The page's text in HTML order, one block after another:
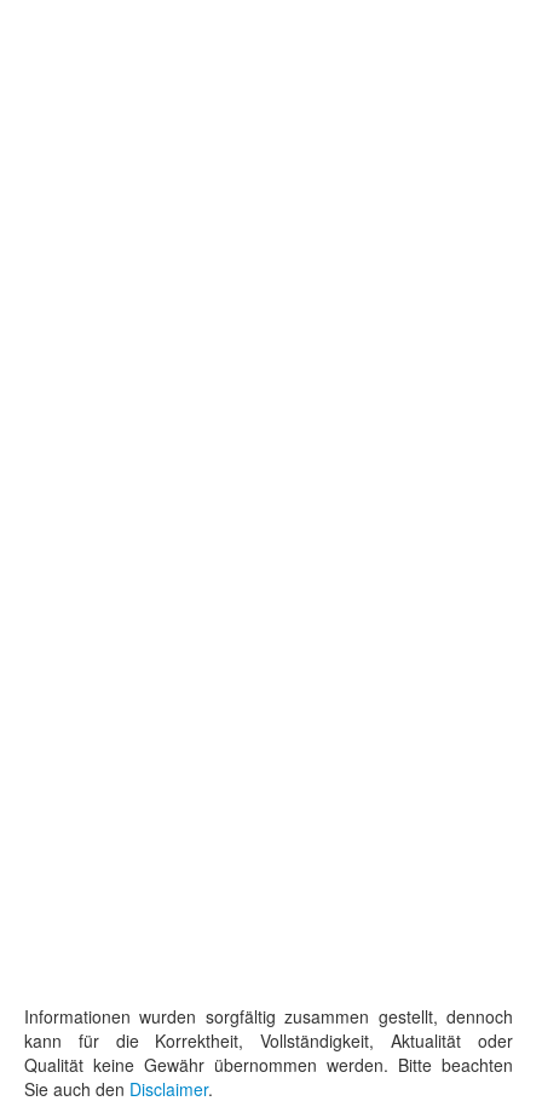
Informationen wurden sorgfältig zusammen gestellt, dennoch
kann für die Korrektheit, Vollständigkeit, Aktualität oder
Qualität keine Gewähr übernommen werden. Bitte beachten
Sie auch den Disclaimer.